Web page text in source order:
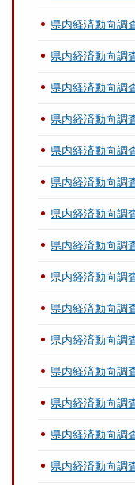
県内経済動向調
県内経済動向調
県内経済動向調
県内経済動向調
県内経済動向調
県内経済動向調
県内経済動向調
県内経済動向調
県内経済動向調
県内経済動向調
県内経済動向調
県内経済動向調
県内経済動向調
県内経済動向調
県内経済動向調